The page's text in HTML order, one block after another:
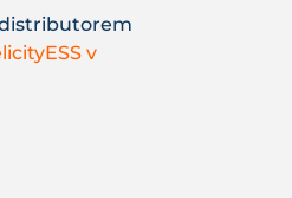
v